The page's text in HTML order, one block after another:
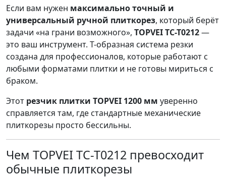
Если вам нужен максимально точный и
универсальный ручной плиткорез, который берёт
задачи «на грани возможного», TOPVEI TC-T0212—
это ваш инструмент. T-образная система резки
создана для профессионалов, которые работают с
любыми форматами плитки и не готовы мириться с
браком.
Этот резчик плитки TOPVEI 1200 мм уверенно
справляется там, где стандартные механические
плиткорезы просто бессильны.
Чем TOPVEI TC-T0212 превосходит
обычные плиткорезы